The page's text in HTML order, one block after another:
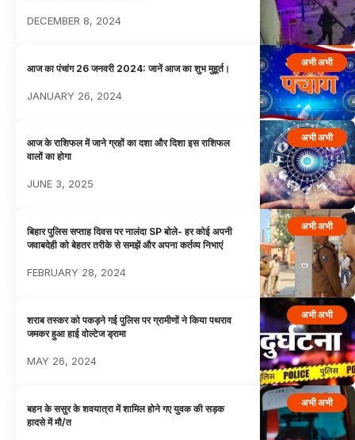
DECEMBER 8, 2024
अभी अभी
आज का पंचांग 26 जनवरी 2024: जानें आज का शुभ मुहूर्त।
JANUARY 26, 2024
अभी अभी
आज के राशिफल में जाने ग्रहों का दशा और दिशा इस राशिफल
वालों का होगा
JUNE 3, 2025
अभी अभी
बिहार पुलिस सप्ताह दिवस पर नालंदा SP बोले- हर कोई अपनी
जवाबदेही को बेहतर तरीके से समझें और अपना कर्तव्य निभाएं
FEBRUARY 28, 2024
अभी अभी
शराब तस्कर को पकड़ने गई पुलिस पर ग्रामीणों ने किया पथराव
जमकर हुआ हाई वोल्टेज ड्रामा
MAY 26, 2024
अभी अभी
बहन के ससुर के शवयात्रा में शामिल होने गए युवक की सड़क
हादसे में मौ/त